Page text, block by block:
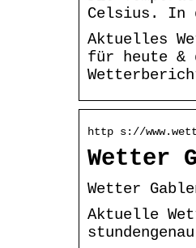
Celsius. In
Aktuelles
für heute &
http s://
Wetter
Wetter
Aktuelle